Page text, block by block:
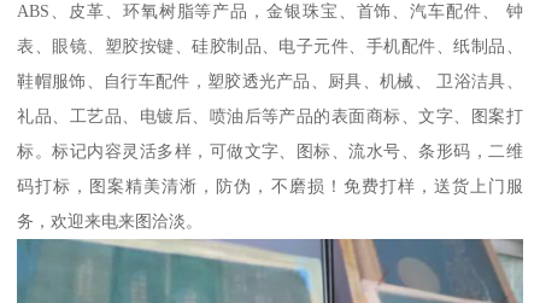
ABS、皮革、环氧树脂等产品，金银珠宝、首饰、汽车配件、 钟
表、眼镜、塑胶按键、硅胶制品、电子元件、手机配件、纸制品、
鞋帽服饰、自行车配件，塑胶透光产品、厨具、机械、 卫浴洁具、
礼品、工艺品、电镀后、喷油后等产品的表面商标、文字、图案打
标。标记内容灵活多样，可做文字、图标、流水号、条形码，二维
码打标，图案精美清淅，防伪，不磨损！免费打样，送货上门服
务，欢迎来电来图洽淡。